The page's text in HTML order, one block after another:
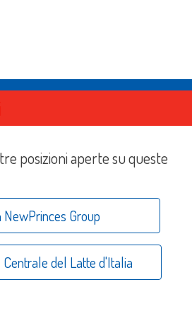
posizioni aperte su queste
NewPrinces Group
Centrale del Latte d'Italia